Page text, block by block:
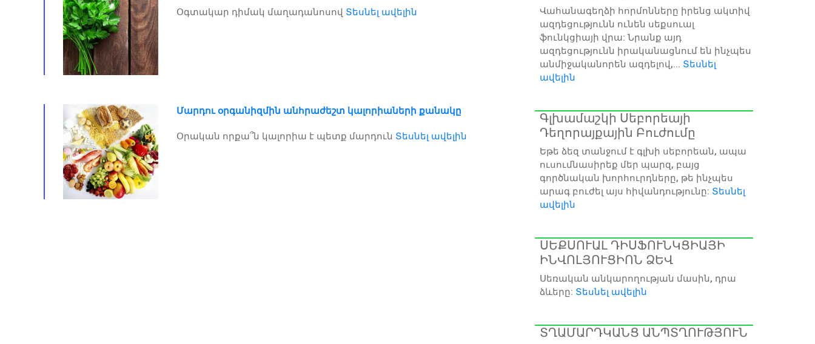
Օգտակար դիմակ մաղադանոսով Տեսնել ավելին
Մարդու օրգանիզմին անհրաժեշտ կալորիաների քանակը
Օրական որքա՞ն կալորիա է պետք մարդուն Տեսնել ավելին
Վահանագեղձի հորմոնները իրենց ակտիվ
ազդեցությունն ունեն սեքսուալ
ֆունկցիայի վրա: Նրանք այդ
ազդեցությունն իրականացնում են ինչպես
անմիջականորեն ազդելով,... Տեսնել
ավելին
Գլխամաշկի Սեբորեայի
Դեղորայքային Բուժումը
Եթե ձեզ տանջում է գլխի սեբորեան, ապա
ուսումնասիրեք մեր պարզ, բայց
գործնական խորհուրդները, թե ինչպես
արագ բուժել այս հիվանդությունը: Տեսնել
ավելին
ՍԵՔՍՈՒԱԼ ԴԻՍՖՈՒՆԿՑԻԱՅԻ
ԻՆՎՈԼՅՈՒՑԻՈՆ ՁԵՎ
Սեռական անկարողության մասին, դրա
ձևերը: Տեսնել ավելին
ՏՂԱՄԱՐԴԿԱՆՑ ԱՆՊՏՂՈՒԹՅՈՒՆ